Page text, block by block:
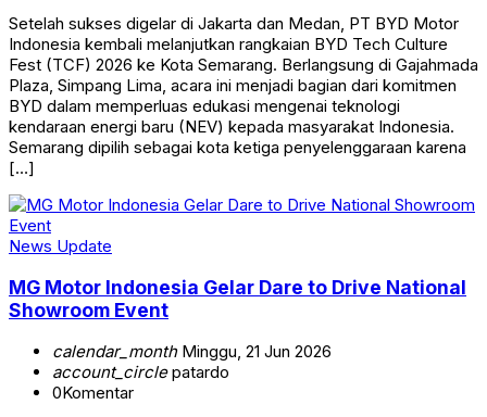
Setelah sukses digelar di Jakarta dan Medan, PT BYD Motor
Indonesia kembali melanjutkan rangkaian BYD Tech Culture
Fest (TCF) 2026 ke Kota Semarang. Berlangsung di Gajahmada
Plaza, Simpang Lima, acara ini menjadi bagian dari komitmen
BYD dalam memperluas edukasi mengenai teknologi
kendaraan energi baru (NEV) kepada masyarakat Indonesia.
Semarang dipilih sebagai kota ketiga penyelenggaraan karena
[…]
News Update
MG Motor Indonesia Gelar Dare to Drive National
Showroom Event
calendar_monthMinggu, 21 Jun 2026
account_circlepatardo
0Komentar